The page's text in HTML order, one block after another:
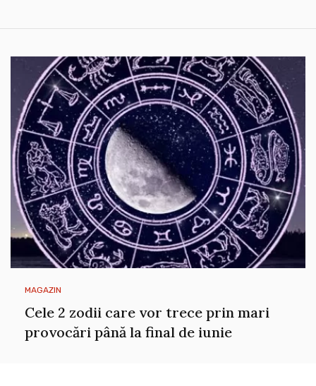
MAGAZIN
Cele 2 zodii care vor trece prin mari
provocări până la final de iunie